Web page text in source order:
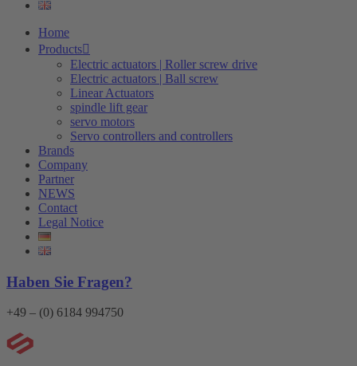
Home
Products
Electric actuators | Roller screw drive
Electric actuators | Ball screw
Linear Actuators
spindle lift gear
servo motors
Servo controllers and controllers
Brands
Company
Partner
NEWS
Contact
Legal Notice
Haben Sie Fragen?
+49 – (0) 6184 994750